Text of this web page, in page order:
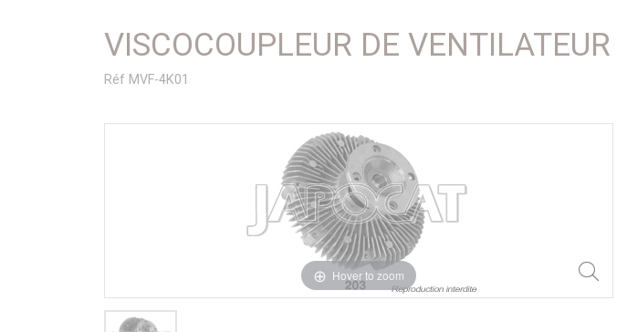
VISCOCOUPLEUR DE VENTILATEUR
Réf MVF-4K01
Hover to zoom